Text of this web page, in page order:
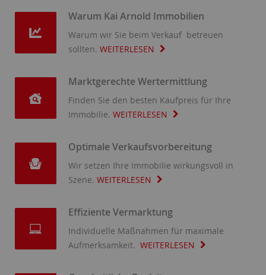
Warum Kai Arnold Immobilien
Warum wir Sie beim Verkauf betreuen
sollten. WEITERLESEN
Marktgerechte Wertermittlung
Finden Sie den besten Kaufpreis für Ihre
Immobilie. WEITERLESEN
Optimale Verkaufsvorbereitung
Wir setzen Ihre Immobilie wirkungsvoll in
Szene. WEITERLESEN
Effiziente Vermarktung
Individuelle Maßnahmen für maximale
Aufmerksamkeit. WEITERLESEN